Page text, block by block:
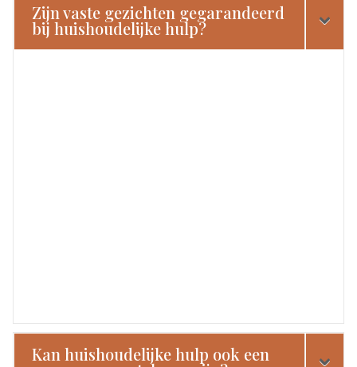
Zijn vaste gezichten gegarandeerd
bij huishoudelijke hulp?
Kan huishoudelijke hulp ook een